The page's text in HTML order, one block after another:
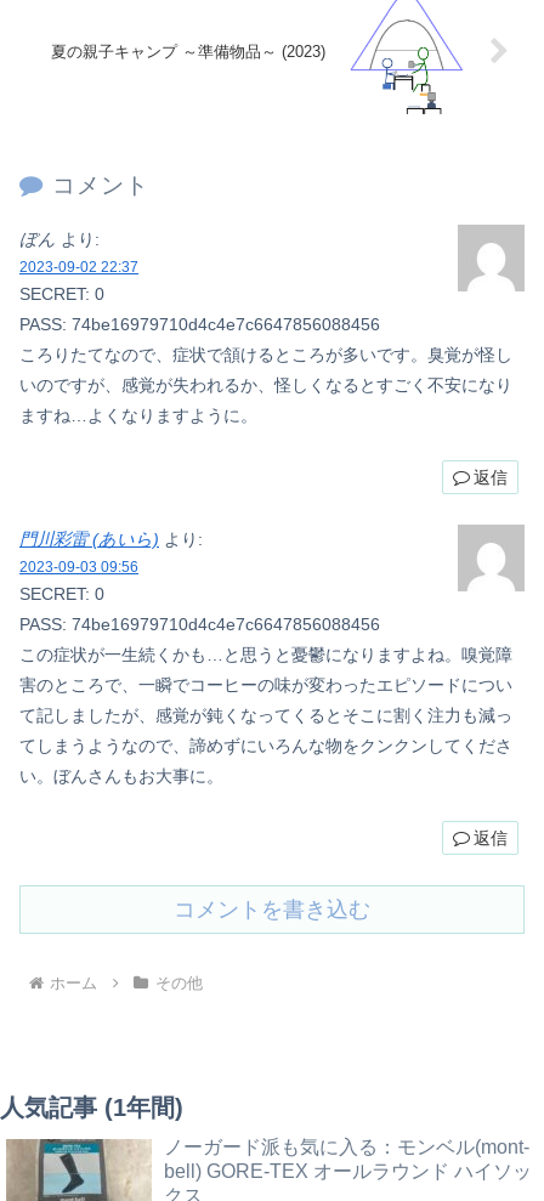
夏の親子キャンプ ～準備物品～ (2023)
コメント
ぼん より:
2023-09-02 22:37
SECRET: 0
PASS: 74be16979710d4c4e7c6647856088456
ころりたてなので、症状で頷けるところが多いです。臭覚が怪し
いのですが、感覚が失われるか、怪しくなるとすごく不安になり
ますね…よくなりますように。
返信
門川彩雷 (あいら) より:
2023-09-03 09:56
SECRET: 0
PASS: 74be16979710d4c4e7c6647856088456
この症状が一生続くかも…と思うと憂鬱になりますよね。嗅覚障
害のところで、一瞬でコーヒーの味が変わったエピソードについ
て記しましたが、感覚が鈍くなってくるとそこに割く注力も減っ
てしまうようなので、諦めずにいろんな物をクンクンしてくださ
い。ぼんさんもお大事に。
返信
コメントを書き込む
ホーム その他
人気記事 (1年間)
ノーガード派も気に入る：モンベル(mont-
bell) GORE-TEX オールラウンド ハイソッ
クス